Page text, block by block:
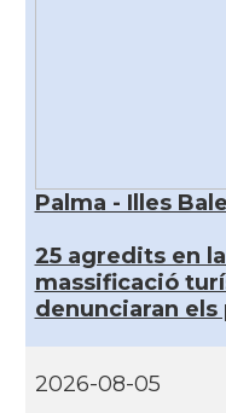
Palma - Illes
25 agredits en
massificació
denunciaran els
2026-08-05